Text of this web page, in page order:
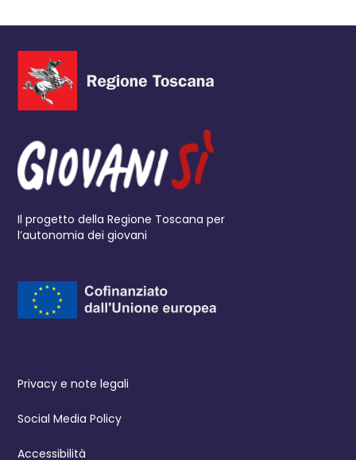
Il progetto della Regione Toscana per
l’autonomia dei giovani
Privacy e note legali
Social Media Policy
Accessibilità